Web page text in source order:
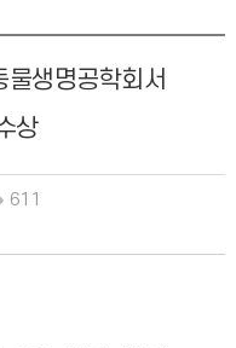
물생명공학회서
상
611